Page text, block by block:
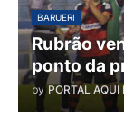
BARUERI
Rubrão
ponto da
by PORTAL AQUI